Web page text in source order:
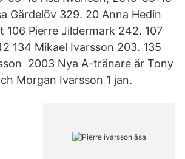
Gärdelöv 329. 20 Anna Hedin
106 Pierre Jildermark 242. 107
134 Mikael Ivarsson 203. 135
2003 Nya A-tränare är Tony
Morgan Ivarsson 1 jan.